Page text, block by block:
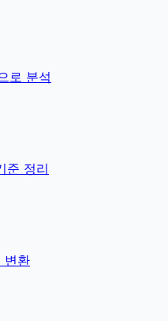
로 분석
준 정리
변환